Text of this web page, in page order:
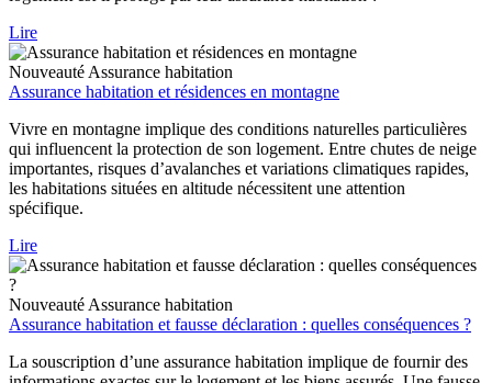
Lire
Nouveauté Assurance habitation
Assurance habitation et résidences en montagne
Vivre en montagne implique des conditions naturelles particulières
qui influencent la protection de son logement. Entre chutes de neige
importantes, risques d’avalanches et variations climatiques rapides,
les habitations situées en altitude nécessitent une attention
spécifique.
Lire
Nouveauté Assurance habitation
Assurance habitation et fausse déclaration : quelles conséquences ?
La souscription d’une assurance habitation implique de fournir des